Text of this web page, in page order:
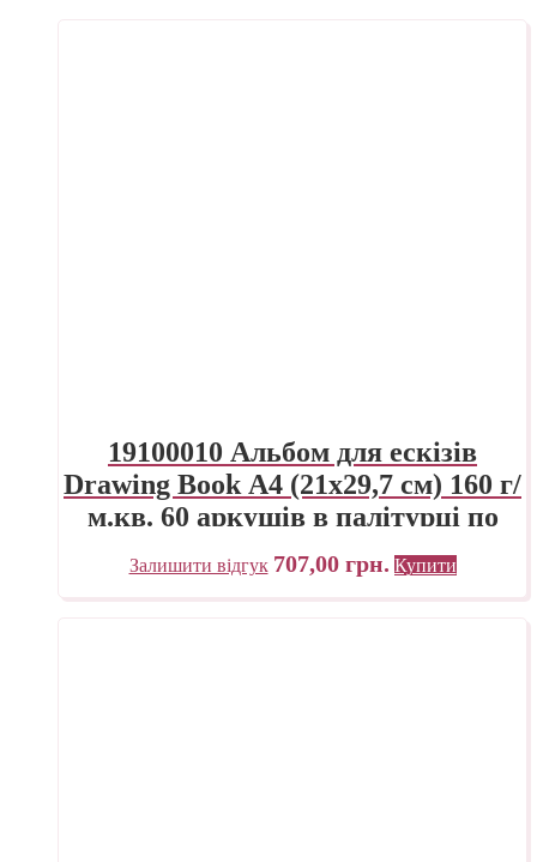
19100010 Альбом для ескізів
Drawing Book А4 (21х29,7 см) 160 г/
м.кв. 60 аркушів в палітурці по
короткій стороні Fabriano Італія
Залишити відгук 707,00 грн. Купити